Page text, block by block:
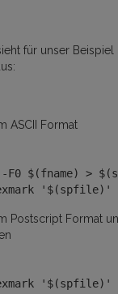
für unser Beispiel
ASCII Format
F0 $(fname) >
'$(spfile)'
Postscript Format
'$(spfile)'